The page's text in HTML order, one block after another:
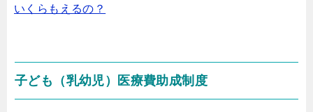
いくらもえるの？
子ども（乳幼児）医療費助成制度